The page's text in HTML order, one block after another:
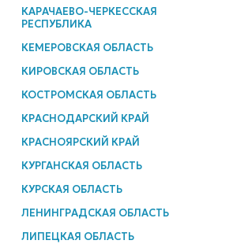
КАРАЧАЕВО-ЧЕРКЕССКАЯ
РЕСПУБЛИКА
КЕМЕРОВСКАЯ ОБЛАСТЬ
КИРОВСКАЯ ОБЛАСТЬ
КОСТРОМСКАЯ ОБЛАСТЬ
КРАСНОДАРСКИЙ КРАЙ
КРАСНОЯРСКИЙ КРАЙ
КУРГАНСКАЯ ОБЛАСТЬ
КУРСКАЯ ОБЛАСТЬ
ЛЕНИНГРАДСКАЯ ОБЛАСТЬ
ЛИПЕЦКАЯ ОБЛАСТЬ